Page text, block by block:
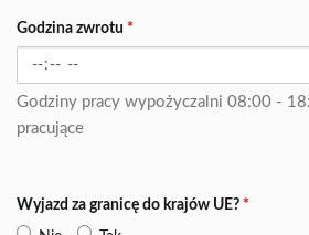
Godzina zwrotu *
Godziny pracy wypożyczalni 08:00 -
pracujące
Wyjazd za granicę do krajów UE? *